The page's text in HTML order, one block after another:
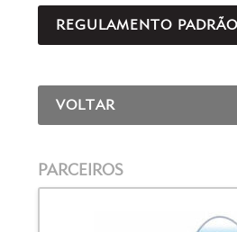
REGULAMENTO
VOLTAR
PARCEIROS